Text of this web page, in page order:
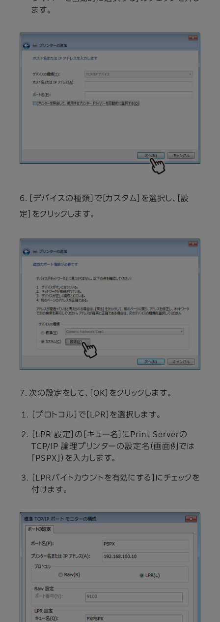
ます。
6．［デバイスの種類］で［カスタム］を選択し、［設
定］をクリックします。
7．次の設定をして、［OK］をクリックします。
［プロトコル］で［LPR］を選択します。
［LPR 設定］の［キュー名］にPrint Serverの
TCP/IP 論理プリンターの設定名（画面例では
「PSPX」）を入力します。
［LPRバイトカウントを有効にする］にチェックを
付けます。